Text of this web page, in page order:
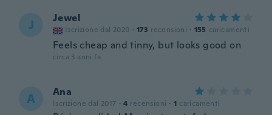
J Jewel
Iscrizione dal 2020 · 173 recensioni · 155 caricamenti
Feels cheap and tinny, but looks good on
circa 3 anni fa
A Ana
Iscrizione dal 2017 · 4 recensioni · 1 caricamenti